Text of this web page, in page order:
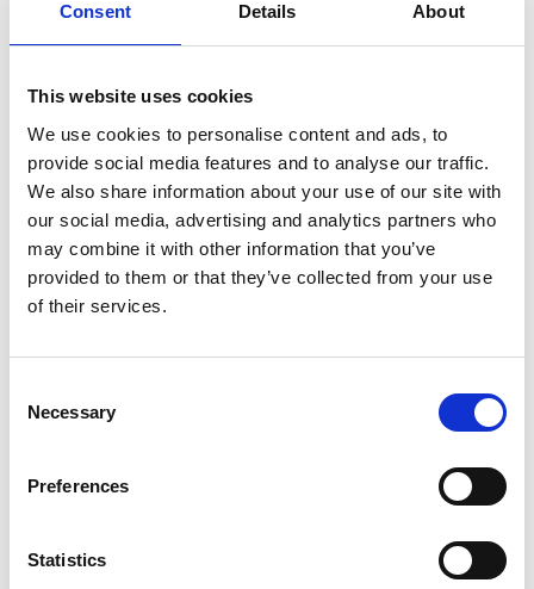
Consent Details About
This website uses cookies
We use cookies to personalise content and ads, to
provide social media features and to analyse our traffic.
We also share information about your use of our site with
our social media, advertising and analytics partners who
may combine it with other information that you’ve
provided to them or that they’ve collected from your use
of their services.
Selection
Necessary
Preferences
Statistics
específicas de cada um, o que traz, por si só, o
conhecimento das opções alimentares (e outras) com
vista a que não se retorne nunca ao excesso de peso
Testemunho:
“O Método de Emagrecimento Pedro Choy melhorou
muito os meus hábitos alimentares, deu-me mais
Emagrecimento com Técnicas de Acupuntura - Caso